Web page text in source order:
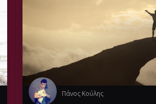
Πάνος Κούλης